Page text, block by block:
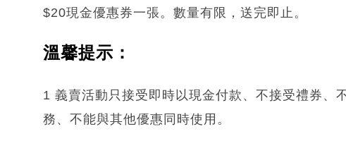
$20現金優惠券一張。數量有限，送完即止。
溫馨提示：
1 義賣活動只接受即時以現金付款、不接受禮券、
務、不能與其他優惠同時使用。